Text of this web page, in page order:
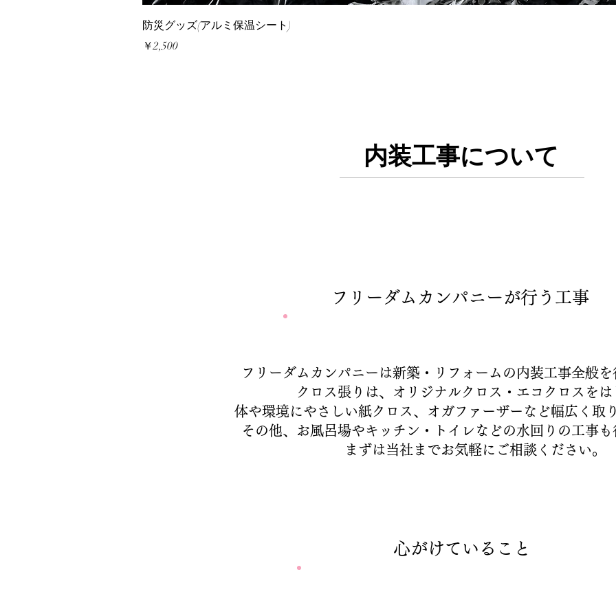
防災グッズ(アルミ保温シート)
価格
￥2,500
内装工事について
フリーダムカンパニーが行う工事
フリーダムカンパニーは新築・リフォームの内装工事全般を
クロス張りは、オリジナルクロス・エコクロスをは
体や環境にやさしい紙クロス、オガファーザーなど幅広く取
その他、お風呂場やキッチン・トイレなどの水回りの工事も
まずは当社までお気軽にご相談ください。
心がけていること